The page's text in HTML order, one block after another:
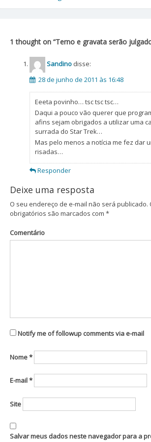
Navegação
Post
1 thought on “Terno e gravata serão
Sandino disse:
28 de junho de 2011 às 16:48
Eeeta povinho… tsc tsc tsc…
Daqui a pouco vão querer que
afins sejam obrigados a utilizar uma
surrada do Star Trek…
Mas pelo menos a notícia me fez dar
risadas…
Responder
Deixe uma resposta
O seu endereço de e-mail não será publicado.
obrigatórios são marcados com *
Comentário
Notify me of followup comments via e-mail
Nome*
E-mail*
Site
Salvar meus dados neste navegador para a